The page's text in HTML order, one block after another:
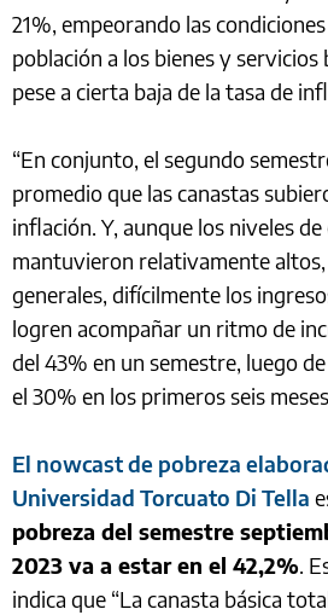
21%, empeorando las
población a los bienes y servicios
pese a cierta baja de la tasa de
“En conjunto, el segundo
promedio que las canastas
inflación. Y, aunque los niveles
mantuvieron relativamente
generales, difícilmente los
logren acompañar un ritmo de
del 43% en un semestre, luego
el 30% en los primeros seis
El nowcast de pobreza
Universidad Torcuato Di Tella
pobreza del semestre
2023 va a estar en el 42,2%.
indica que “La canasta básica